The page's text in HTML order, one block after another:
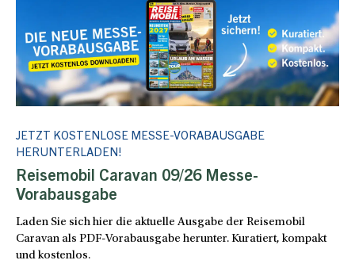
JETZT KOSTENLOSE MESSE-VORABAUSGABE
HERUNTERLADEN!
Reisemobil Caravan 09/26 Messe-
Vorabausgabe
Laden Sie sich hier die aktuelle Ausgabe der Reisemobil
Caravan als PDF-Vorabausgabe herunter. Kuratiert, kompakt
und kostenlos.